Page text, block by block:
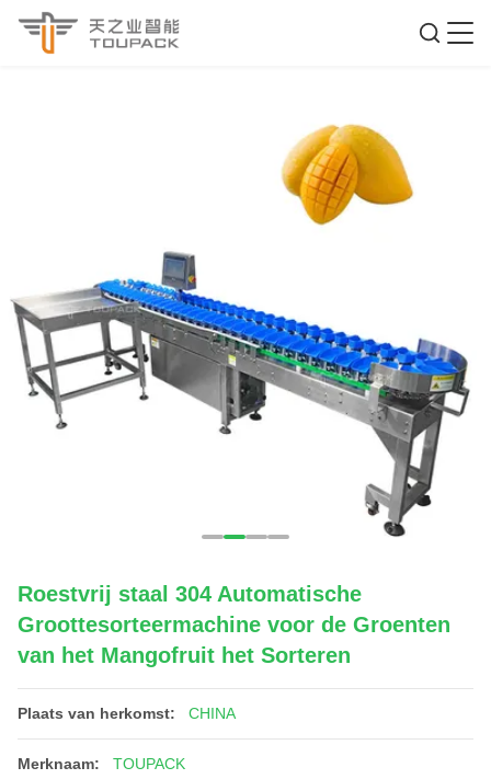
Roestvrij staal 304 Automatische
Groottesorteermachine voor de Groenten
van het Mangofruit het Sorteren
Plaats van herkomst: CHINA
Merknaam: TOUPACK